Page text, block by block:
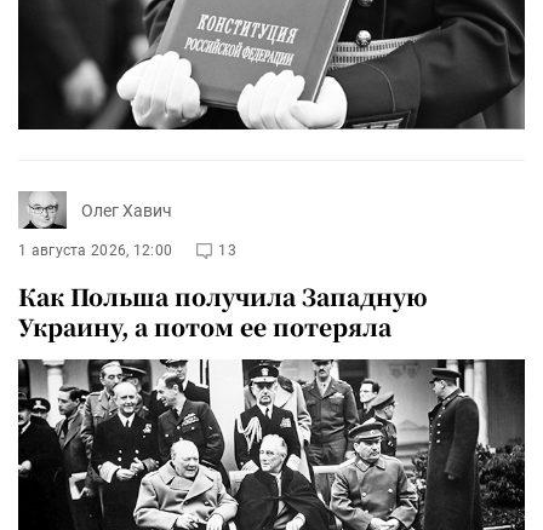
Олег Хавич
1 августа 2026, 12:00 13
Как Польша получила Западную
Украину, а потом ее потеряла